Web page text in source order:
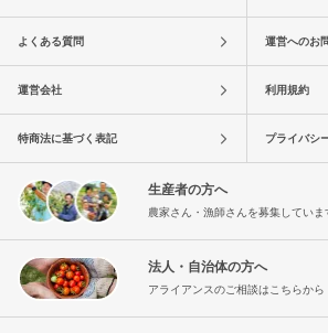
よくある質問 運営へのお
運営会社 利用規約
特商法に基づく表記 プライバシ
生産者の方へ
農家さん・漁師さんを募集していま
法人・自治体の方へ
アライアンスのご相談はこちらから